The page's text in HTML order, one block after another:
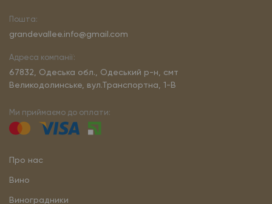
Пошта:
grandevallee.info@gmail.com
Адреса компанії:
67832, Одеська обл., Одеський р-н, смт
Великодолинське, вул.Транспортна, 1-В
Ми приймаємо до оплати:
Про нас
Вино
Виноградники